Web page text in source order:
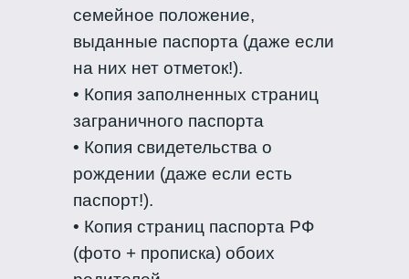
семейное положение,
выданные паспорта (даже если
на них нет отметок!).
• Копия заполненных страниц
заграничного паспорта
• Копия свидетельства о
рождении (даже если есть
паспорт!).
• Копия страниц паспорта РФ
(фото + прописка) обоих